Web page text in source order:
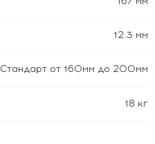
12.3 мм
Стандарт от 160мм до 200мм
18 кг